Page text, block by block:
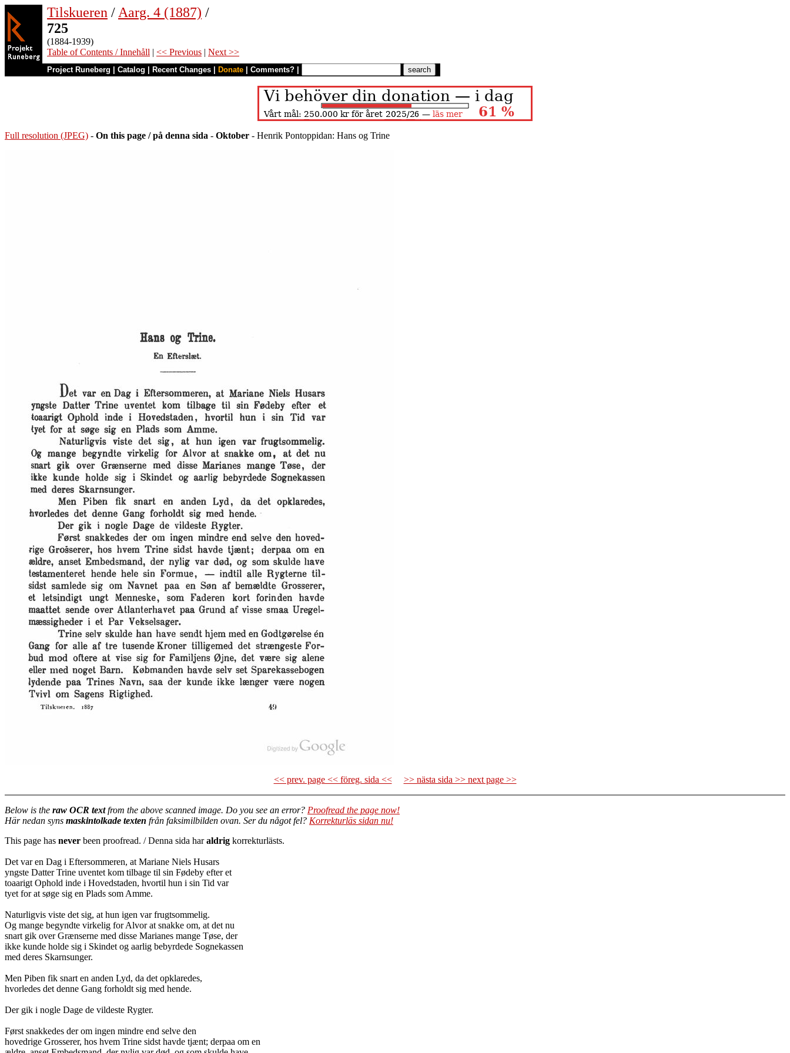
Tilskueren / Aarg. 4 (1887) /
725
(1884-1939)
Table of Contents / Innehåll | << Previous | Next >>
Project Runeberg Catalog Recent Changes Donate Comments?
Full resolution (JPEG) - On this page / på denna sida - Oktober - Henrik Pontoppidan: Hans og Trine
<< prev. page << föreg. sida << >> nästa sida >> next page >>
Below is the raw OCR textfrom the above scanned image. Do you see an error? Proofread the page now!
Här nedan syns maskintolkade texten från faksimilbilden ovan. Ser du något fel? Korrekturläs sidan nu!
This page has never been proofread. / Denna sida haraldrig korrekturlästs.
Det var en Dag i Eftersommeren, at Mariane Niels Husars
yngste Datter Trine uventet kom tilbage til sin Fødeby efter et
toaarigt Ophold inde i Hovedstaden, hvortil hun i sin Tid var
tyet for at søge sig en Plads som Amme.
Naturligvis viste det sig, at hun igen var frugtsommelig.
Og mange begyndte virkelig for Alvor at snakke om, at det nu
snart gik over Grænserne med disse Marianes mange Tøse, der
ikke kunde holde sig i Skindet og aarlig bebyrdede Sognekassen
med deres Skarnsunger.
Men Piben fik snart en anden Lyd, da det opklaredes,
hvorledes det denne Gang forholdt sig med hende.
Der gik i nogle Dage de vildeste Rygter.
Først snakkedes der om ingen mindre end selve den
hovedrige Grosserer, hos hvem Trine sidst havde tjænt; derpaa om en